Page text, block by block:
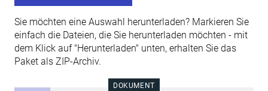
Sie möchten eine Auswahl herunterladen? Markieren Sie
einfach die Dateien, die Sie herunterladen möchten - mit
dem Klick auf "Herunterladen" unten, erhalten Sie das
Paket als ZIP-Archiv.
DOKUMENT